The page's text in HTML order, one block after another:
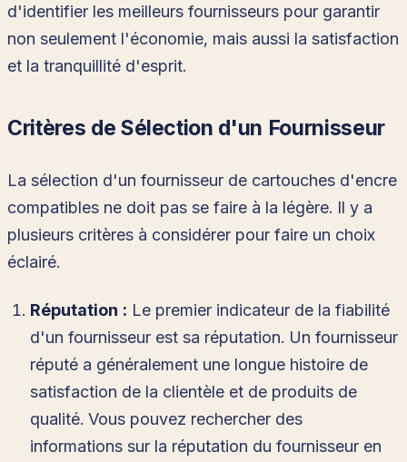
d'identifier les meilleurs fournisseurs pour garantir
non seulement l'économie, mais aussi la satisfaction
et la tranquillité d'esprit.
Critères de Sélection d'un Fournisseur
La sélection d'un fournisseur de cartouches d'encre
compatibles ne doit pas se faire à la légère. Il y a
plusieurs critères à considérer pour faire un choix
éclairé.
Réputation : Le premier indicateur de la fiabilité
d'un fournisseur est sa réputation. Un fournisseur
réputé a généralement une longue histoire de
satisfaction de la clientèle et de produits de
qualité. Vous pouvez rechercher des
informations sur la réputation du fournisseur en